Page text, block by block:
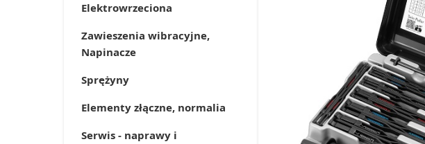
Elektrowrzeciona
Zawieszenia wibracyjne,
Napinacze
Sprężyny
Elementy złączne, normalia
Serwis - naprawy i